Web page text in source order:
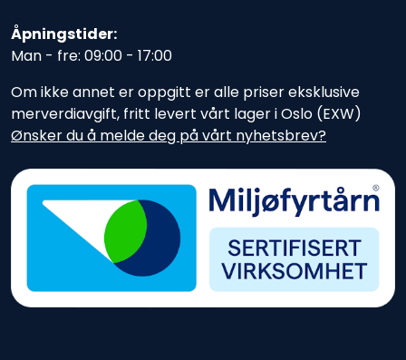
Åpningstider:
Man - fre: 09:00 - 17:00
Om ikke annet er oppgitt er alle priser eksklusive
merverdiavgift, fritt levert vårt lager i Oslo (EXW)
Ønsker du å melde deg på vårt nyhetsbrev?